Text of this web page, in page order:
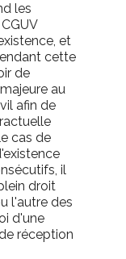
les
et
cette
de
au
afin de
cas de
il
droit
l'autre des
d'une
réception